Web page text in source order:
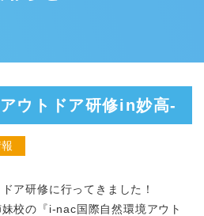
ウトドア研修in妙高-
ア研修に行ってきました！
校の『i-nac国際自然環境アウト